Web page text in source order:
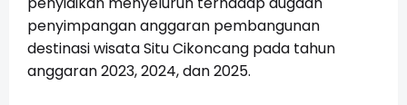
penyimpangan anggaran pembangunan
destinasi wisata Situ Cikoncang pada tahun
anggaran 2023, 2024, dan 2025.